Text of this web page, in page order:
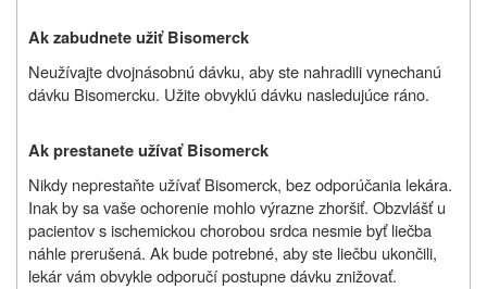
Ak zabudnete užiť Bisomerck
Neužívajte dvojnásobnú dávku, aby ste nahradili vynechanú
dávku Bisomercku. Užite obvyklú dávku nasledujúce ráno.
Ak prestanete užívať Bisomerck
Nikdy neprestaňte užívať Bisomerck, bez odporúčania lekára.
Inak by sa vaše ochorenie mohlo výrazne zhoršiť. Obzvlášť u
pacientov s ischemickou chorobou srdca nesmie byť liečba
náhle prerušená. Ak bude potrebné, aby ste liečbu ukončili,
lekár vám obvykle odporučí postupne dávku znižovať.